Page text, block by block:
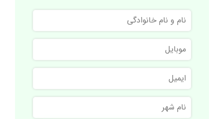
نام
و
نام
خانوادگی
موبایل
ایمیل
نام
شهر